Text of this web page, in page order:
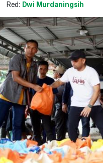
Red: Dwi Murdaningsih